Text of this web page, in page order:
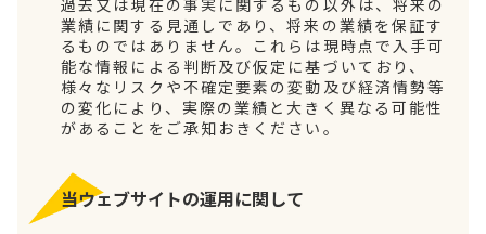
過去又は現在の事実に関するもの以外は、将来の
業績に関する見通しであり、将来の業績を保証す
るものではありません。これらは現時点で入手可
能な情報による判断及び仮定に基づいており、
様々なリスクや不確定要素の変動及び経済情勢等
の変化により、実際の業績と大きく異なる可能性
があることをご承知おきください。
当ウェブサイトの運用に関して